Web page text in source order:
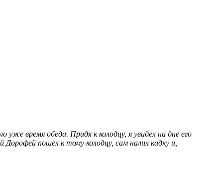
время обеда. Придя к колодцу, я увидел на дне его
пошел к тому колодцу, сам налил кадку и,